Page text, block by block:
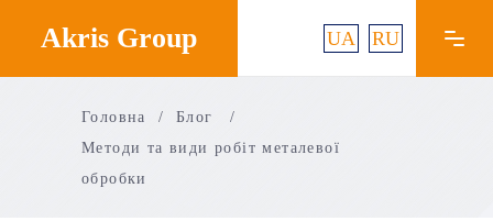
Akris Group UA RU
Головна / Блог
/
Методи та види робіт металевої
обробки